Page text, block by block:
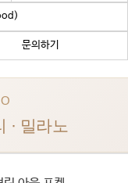
문의하기
· 밀라노